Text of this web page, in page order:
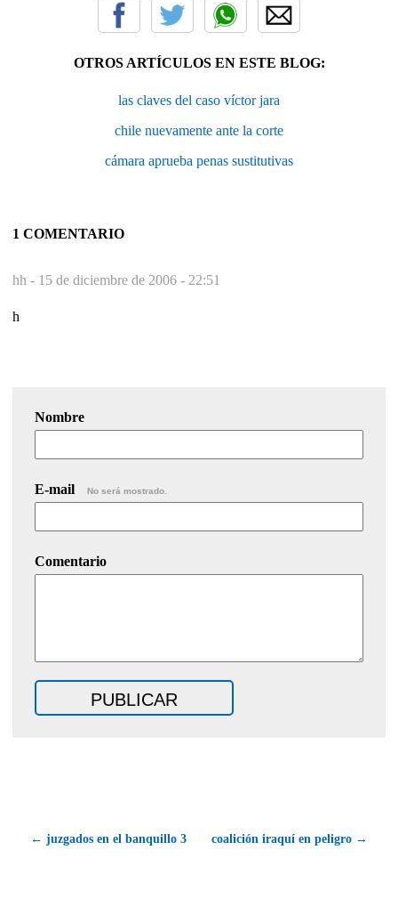
OTROS ARTÍCULOS EN ESTE BLOG:
las claves del caso víctor jara
chile nuevamente ante la corte
cámara aprueba penas sustitutivas
1 COMENTARIO
hh - 15 de diciembre de 2006 - 22:51
h
Nombre
E-mail No será mostrado.
Comentario
← juzgados en el banquillo 3 coalición iraquí en peligro →